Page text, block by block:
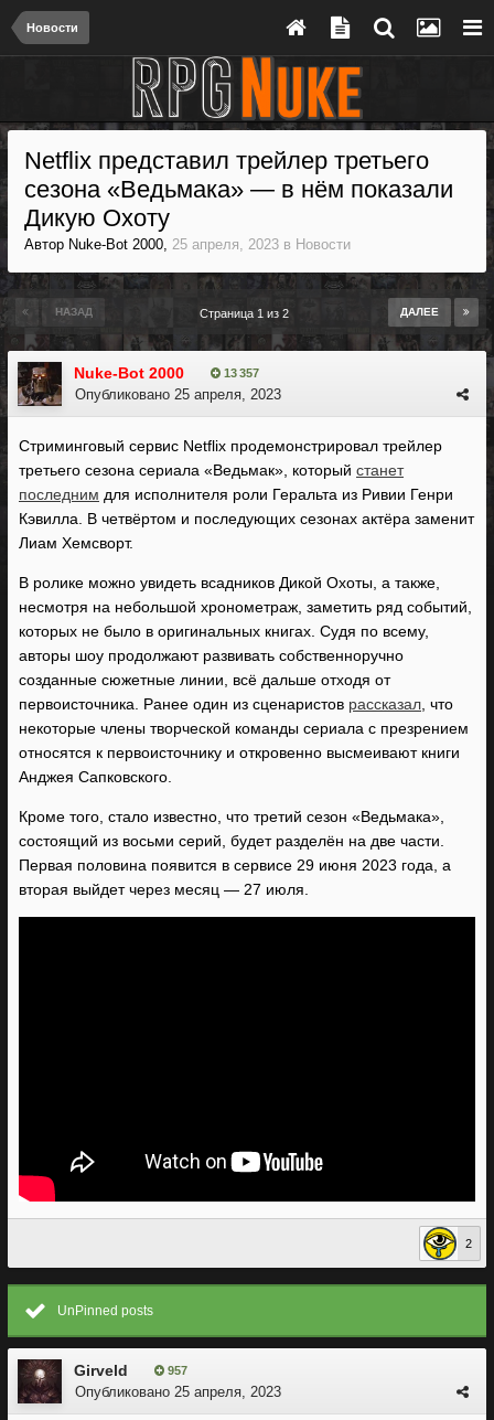
Новости
Netflix представил трейлер третьего
сезона «Ведьмака» — в нём показали
Дикую Охоту
Автор Nuke-Bot 2000, 25 апреля, 2023 в Новости
НАЗАД ДАЛЕЕ
Страница 1 из 2
Nuke-Bot 2000 13 357
Опубликовано 25 апреля, 2023
Стриминговый сервис Netflix продемонстрировал трейлер
третьего сезона сериала «Ведьмак», который станет
последним для исполнителя роли Геральта из Ривии Генри
Кэвилла. В четвёртом и последующих сезонах актёра заменит
Лиам Хемсворт.
В ролике можно увидеть всадников Дикой Охоты, а также,
несмотря на небольшой хронометраж, заметить ряд событий,
которых не было в оригинальных книгах. Судя по всему,
авторы шоу продолжают развивать собственноручно
созданные сюжетные линии, всё дальше отходя от
первоисточника. Ранее один из сценаристов рассказал , что
некоторые члены творческой команды сериала с презрением
относятся к первоисточнику и откровенно высмеивают книги
Анджея Сапковского.
Кроме того, стало известно, что третий сезон «Ведьмака»,
состоящий из восьми серий, будет разделён на две части.
Первая половина появится в сервисе 29 июня 2023 года, а
вторая выйдет через месяц — 27 июля.
2
UnPinned posts
Girveld 957
Опубликовано 25 апреля, 2023